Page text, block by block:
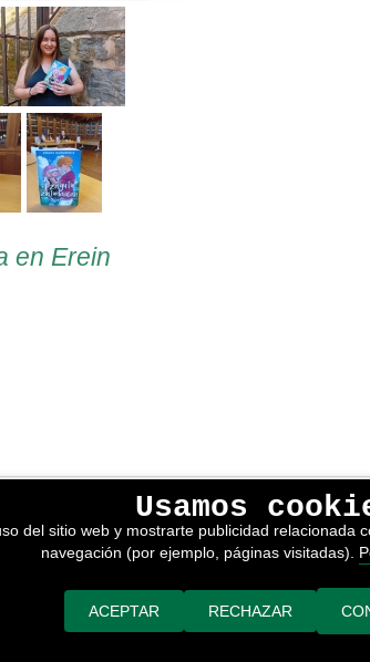
en Erein
y política de privacidad
Cookies
generales de venta
Usamos
del sitio web y mostrarte publicidad
navegación (por ejemplo, páginas visitadas).
RECHAZAR
ACEPTAR